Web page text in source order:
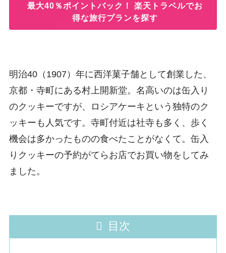
最大40％ポイントバック！ 楽天トラベルでお
得な旅行プランを探す
明治40（1907）年に西洋菓子舗として創業した、
京都・寺町にある村上開新堂。名高いのは缶入り
のクッキーですが、ロシアケーキという独特のク
ッキーも人気です。寺町付近は社寺も多く、歩く
機会は多かったものの食べたことがなくて。缶入
りクッキーの予約がてらお店でお買い物をしてみ
ました。
目次